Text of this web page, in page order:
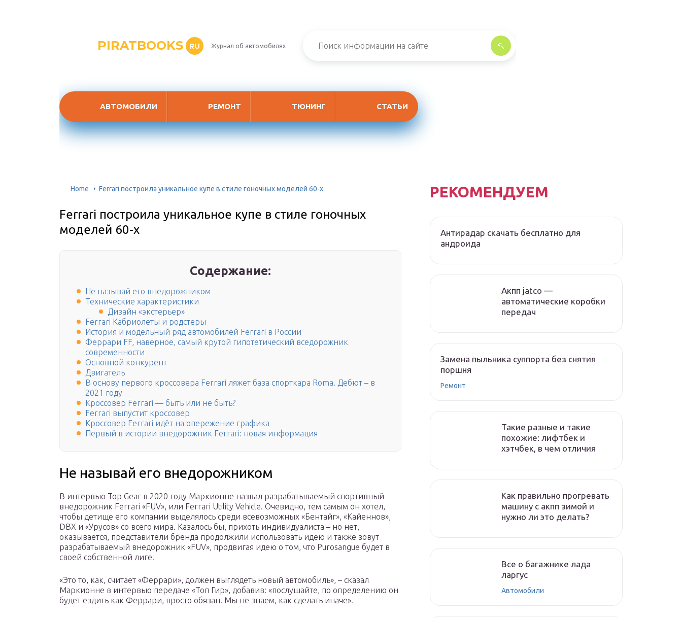
PIRATBOOKS RU Журнал об автомобилях
АВТОМОБИЛИ РЕМОНТ ТЮНИНГ СТАТЬИ
Home Ferrari построила уникальное купе в стиле гоночных моделей 60-х
Ferrari построила уникальное купе в стиле гоночных
моделей 60-х
Содержание:
Не называй его внедорожником
Технические характеристики
Дизайн «экстерьер»
Ferrari Кабриолеты и родстеры
История и модельный ряд автомобилей Ferrari в России
Феррари FF, наверное, самый крутой гипотетический вседорожник
современности
Основной конкурент
Двигатель
В основу первого кроссовера Ferrari ляжет база спорткара Roma. Дебют – в
2021 году
Кроссовер Ferrari — быть или не быть?
Ferrari выпустит кроссовер
Кроссовер Ferrari идёт на опережение графика
Первый в истории внедорожник Ferrari: новая информация
Не называй его внедорожником
В интервью Top Gear в 2020 году Маркионне назвал разрабатываемый спортивный
внедорожник Ferrari «FUV», или Ferrari Utility Vehicle. Очевидно, тем самым он хотел,
чтобы детище его компании выделялось среди всевозможных «Бентайг», «Кайеннов»,
DBX и «Урусов» со всего мира. Казалось бы, прихоть индивидуалиста – но нет,
оказывается, представители бренда продолжили использовать идею и также зовут
разрабатываемый внедорожник «FUV», продвигая идею о том, что Purosangue будет в
своей собственной лиге.
«Это то, как, считает «Феррари», должен выглядеть новый автомобиль», – сказал
Маркионне в интервью передаче «Топ Гир», добавив: «послушайте, по определению он
будет ездить как Феррари, просто обязан. Мы не знаем, как сделать иначе».
РЕКОМЕНДУЕМ
Антирадар скачать бесплатно для
андроида
Акпп jatco —
автоматические коробки
передач
Замена пыльника суппорта без снятия
поршня
Ремонт
Такие разные и такие
похожие: лифтбек и
хэтчбек, в чем отличия
Как правильно прогревать
машину с акпп зимой и
нужно ли это делать?
Все о багажнике лада
ларгус
Автомобили